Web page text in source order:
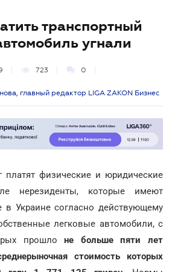
транспортный
угнали
723 0
главный редактор LIGA ZAKON Бизнес
платят физические и юридические
нерезиденты, которые имеют
в Украине согласно действующему
легковые автомобили, с
прошлоне больше пяти лет
стоимость которых